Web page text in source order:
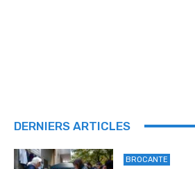
DERNIERS ARTICLES
BROCANTE